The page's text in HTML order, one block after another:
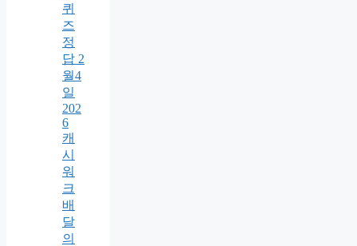
퀴
즈
정
답 2
월4
일
202
6
캐
시
워
크
배
달
의